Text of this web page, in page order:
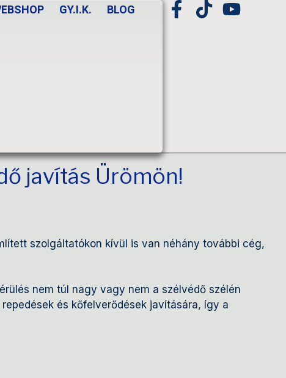
GY.I.K.
BLOG
javítás Ürömön!
szolgáltatókon kívül is van néhány további cég,
nem túl nagy vagy nem a szélvédő szélén
és kőfelverődések javítására, így a